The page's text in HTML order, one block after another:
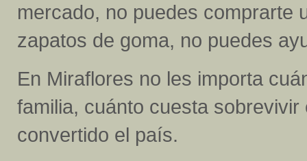
mercado, no puedes comprarte
zapatos de goma, no puedes
En Miraflores no les importa
familia, cuánto cuesta
convertido el país.